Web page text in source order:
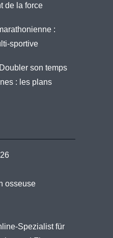
de la force
:
sportive
Doubler son temps
: les plans
osseuse
Spezialist für